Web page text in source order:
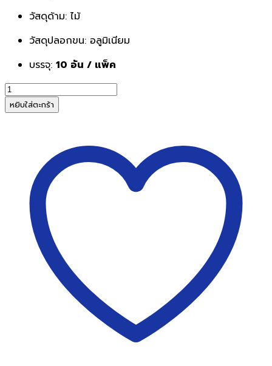
วัสดุด้าม: ไม้
วัสดุปลอกขน: อลูมิเนียม
บรรจุ: 10 อัน / แพ็ค
จำนวน
PY
ประยงค์
หยิบใส่ตะกร้า